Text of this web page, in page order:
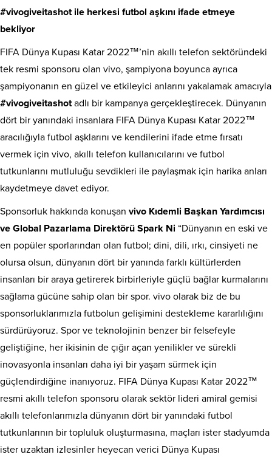
#vivogiveitashot ile herkesi futbol aşkını ifade etmeye
bekliyor
FIFA Dünya Kupası Katar 2022™’nin akıllı telefon sektöründeki
tek resmi sponsoru olan vivo, şampiyona boyunca ayrıca
şampiyonanın en güzel ve etkileyici anlarını yakalamak amacıyla
#vivogiveitashotadlı bir kampanya gerçekleştirecek. Dünyanın
dört bir yanındaki insanlara FIFA Dünya Kupası Katar 2022™
aracılığıyla futbol aşklarını ve kendilerini ifade etme fırsatı
vermek için vivo, akıllı telefon kullanıcılarını ve futbol
tutkunlarını mutluluğu sevdikleri ile paylaşmak için harika anları
kaydetmeye davet ediyor.
Sponsorluk hakkında konuşan vivo Kıdemli Başkan Yardımcısı
ve Global Pazarlama Direktörü Spark Ni “Dünyanın en eski ve
en popüler sporlarından olan futbol; dini, dili, ırkı, cinsiyeti ne
olursa olsun, dünyanın dört bir yanında farklı kültürlerden
insanları bir araya getirerek birbirleriyle güçlü bağlar kurmalarını
sağlama gücüne sahip olan bir spor. vivo olarak biz de bu
sponsorluklarımızla futbolun gelişimini destekleme kararlılığını
sürdürüyoruz. Spor ve teknolojinin benzer bir felsefeyle
geliştiğine, her ikisinin de çığır açan yenilikler ve sürekli
inovasyonla insanları daha iyi bir yaşam sürmek için
güçlendirdiğine inanıyoruz. FIFA Dünya Kupası Katar 2022™
resmi akıllı telefon sponsoru olarak sektör lideri amiral gemisi
akıllı telefonlarımızla dünyanın dört bir yanındaki futbol
tutkunlarının bir topluluk oluşturmasına, maçları ister stadyumda
ister uzaktan izlesinler heyecan verici Dünya Kupası